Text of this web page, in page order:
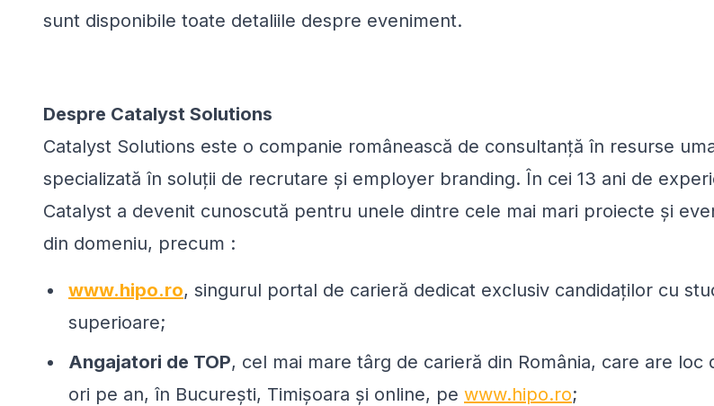
sunt disponibile toate detaliile despre eveniment.
Despre Catalyst Solutions
Catalyst Solutions este o companie românească de consultanță în resurse
specializată în soluții de recrutare și employer branding. În cei 13 ani de
Catalyst a devenit cunoscută pentru unele dintre cele mai mari proiecte și
din domeniu, precum :
www.hipo.ro, singurul portal de carieră dedicat exclusiv candidaților cu
superioare;
Angajatori de TOP, cel mai mare târg de carieră din România, care are loc
ori pe an, în București, Timișoara și online, pe www.hipo.ro;